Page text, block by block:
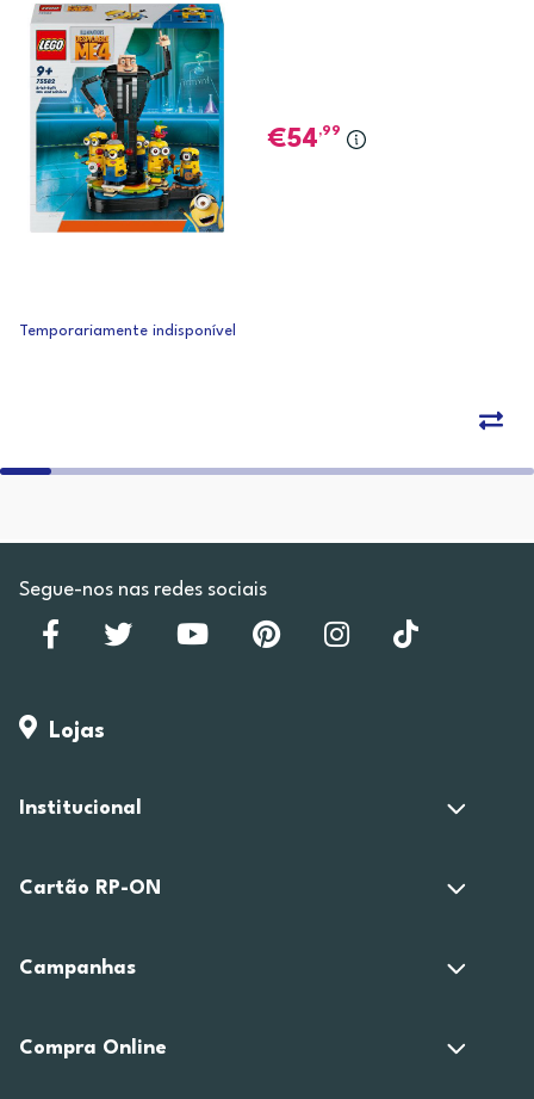
54,99
Temporariamente indisponível
Segue-nos nas redes sociais
Lojas
Institucional
Cartão RP-ON
Campanhas
Compra Online